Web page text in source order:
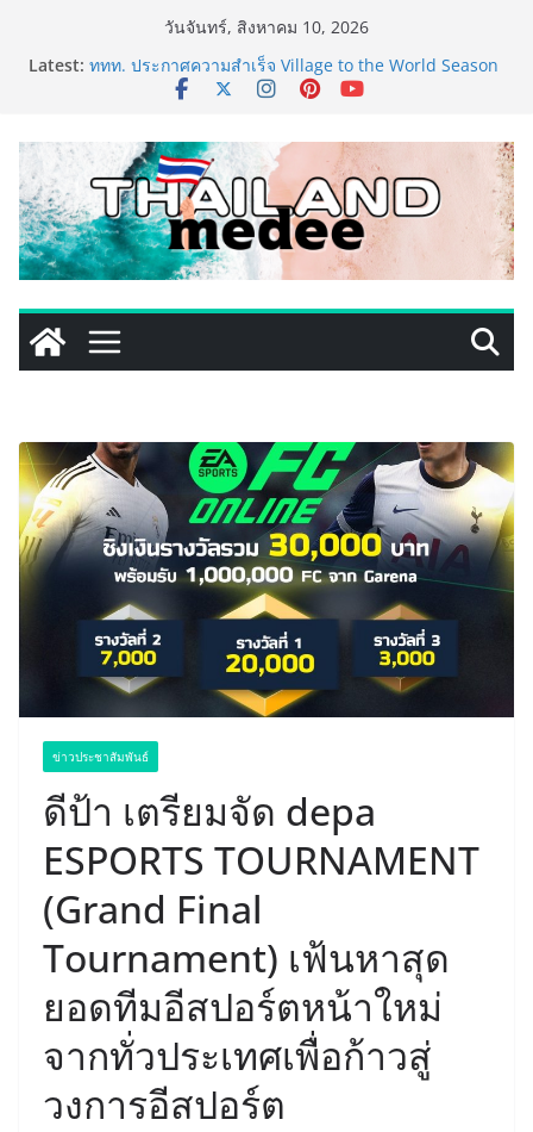
วันจันทร์, สิงหาคม 10, 2026
Latest: ททท. ประกาศความสำเร็จ Village to the World Season
5 ผนึก 9 พันธมิตร ขับเคลื่อน ESG Tourism สืบสานพระ
เหิงลี่ แมนูแฟคเจอริ่ง เทคโนโลยี (ไทยแลนด์) เปิดโรงงาน
แห่งใหม่ในชลบุรี เดินหน้าขยายฐานการผลิตสู่เอเชียตะวัน
ออกเฉียงใต้ เสริมแกร่งยุทธศาสตร์ระดับโลก
LORDNINE จัดศึกคนดังสายเกม ไทย ปะทะ ฟิลิปปินส์ ใน
“Rise of the Tenth Lord” เปิดสงครามกิลด์ข้ามประเทศ
ฉลองเซิร์ฟเวอร์ใหม่ เฮเลนา
PIPPER STANDARD® เปิดตัวแชมพูอาบน้ำ และ โฟมอาบ
แห้งสัตว์เลี้ยง ชูนวัตกรรมพลังธรรมชาติ “Zero-Residue”
เลียขนได้ ปลอดภัย ไร้สารตกค้าง
เริ่มแล้ว! อ.ต.ก.แฟร์ 4 ภาค @ภาคกลาง “มนต์เสน่ห์เกษตร
ไทย สู่ใจกลางมหานคร” ชวนชิม ช้อป สินค้าเกษตร
ข่าวประชาสัมพันธ์
ดีป้า เตรียมจัด depa
ESPORTS TOURNAMENT
(Grand Final
Tournament) เฟ้นหาสุด
ยอดทีมอีสปอร์ตหน้าใหม่
จากทั่วประเทศเพื่อก้าวสู่
วงการอีสปอร์ต